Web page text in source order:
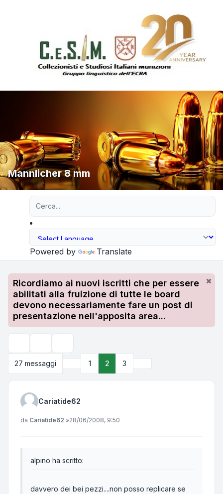
Mannlicher 8 mm
Powered by Translate
Ricordiamo ai nuovi iscritti che per essere
abilitati alla fruizione di tutte le board
devono necessariamente fare un post di
presentazione nell'apposita area...
27 messaggi
Precedente
1 2 3
Cariatide62
Messaggio
da Cariatide62 »28/06/2008, 9:50
alpino ha scritto:
davvero dei bei pezzi....non posso replicare se